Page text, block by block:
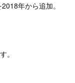
年から追加。
。